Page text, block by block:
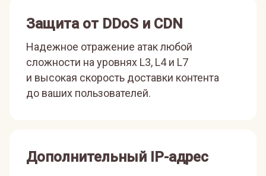
Защита от DDoS и CDN
Надежное отражение атак любой
сложности на уровнях L3, L4 и L7
и высокая скорость доставки контента
до ваших пользователей.
Дополнительный IP-адрес